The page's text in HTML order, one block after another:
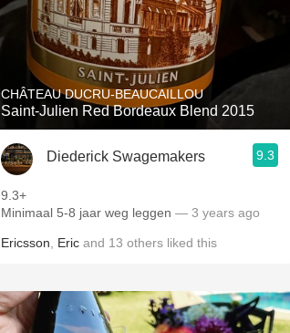
CHÂTEAU DUCRU-BEAUCAILLOU
Saint-Julien Red Bordeaux Blend 2015
Diederick Swagemakers 9.3
9.3+
Minimaal 5-8 jaar weg leggen — 3 years ago
Ericsson Eric and 13 others liked this